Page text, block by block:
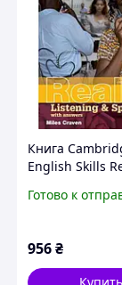
Книга
English Skills
3 with Answers
Готово к
956₴